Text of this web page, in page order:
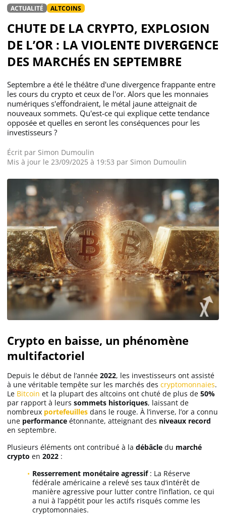
ACTUALITÉ ALTCOINS
CHUTE DE LA CRYPTO, EXPLOSION
DE L’OR : LA VIOLENTE DIVERGENCE
DES MARCHÉS EN SEPTEMBRE
Septembre a été le théâtre d'une divergence frappante entre
les cours du crypto et ceux de l'or. Alors que les monnaies
numériques s'effondraient, le métal jaune atteignait de
nouveaux sommets. Qu'est-ce qui explique cette tendance
opposée et quelles en seront les conséquences pour les
investisseurs ?
Écrit par Simon Dumoulin
Mis à jour le 23/09/2025 à 19:53 par Simon Dumoulin
Crypto en baisse, un phénomène
multifactoriel
Depuis le début de l’année 2022, les investisseurs ont assisté
à une véritable tempête sur les marchés des cryptomonnaies.
Le Bitcoin et la plupart des altcoins ont chuté de plus de 50%
par rapport à leurs sommets historiques, laissant de
nombreux portefeuilles dans le rouge. À l’inverse, l’or a connu
une performance étonnante, atteignant des niveaux record
en septembre.
Plusieurs éléments ont contribué à la débâcle du marché
crypto en 2022 :
Resserrement monétaire agressif: La Réserve
fédérale américaine a relevé ses taux d’intérêt de
manière agressive pour lutter contre l’inflation, ce qui
a nui à l’appétit pour les actifs risqués comme les
cryptomonnaies.